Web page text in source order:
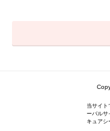
当サイト
ーバルサ
キュアシ